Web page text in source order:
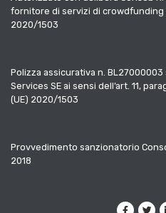
fornitore di servizi di crowdfunding
2020/1503
Polizza assicurativa n.
Services SE ai sensi dell’art. 11,
(UE) 2020/1503
Provvedimento sanzionatorio
2018